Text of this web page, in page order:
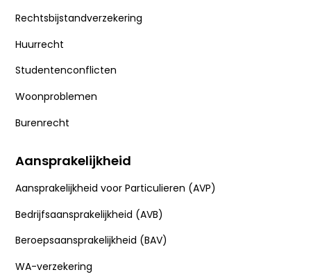
Rechtsbijstandverzekering
Huurrecht
Studentenconflicten
Woonproblemen
Burenrecht
Aansprakelijkheid
Aansprakelijkheid voor Particulieren (AVP)
Bedrijfsaansprakelijkheid (AVB)
Beroepsaansprakelijkheid (BAV)
WA-verzekering